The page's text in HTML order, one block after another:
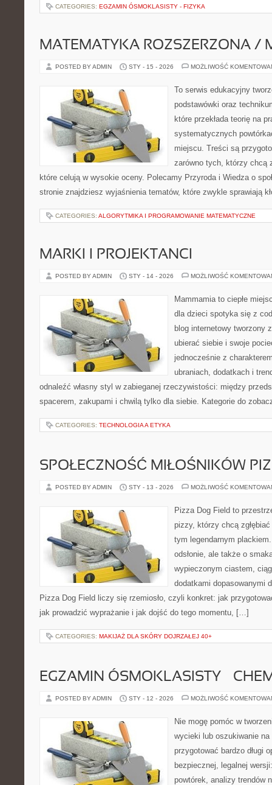
CATEGORIES: EGZAMIN ÓSMOKLASISTY - FIZYKA
MATEMATYKA ROZSZERZONA /
POSTED BY ADMIN STY - 15 - 2026 MOŻLIWOŚĆ
To serwis edukacyjny
podstawówki oraz
które przekłada teorię na
systematycznych
miejscu. Treści są
zarówno tych, którzy chcą
które celują w wysokie oceny. Polecamy Przyroda i Wiedza o
stronie znajdziesz wyjaśnienia tematów, które zwykle sprawiają
CATEGORIES: ALGORYTMIKA I PROGRAMOWANIE MATEMATYCZNE
MARKI I PROJEKTANCI
POSTED BY ADMIN STY - 14 - 2026 MOŻLIWOŚĆ
Mammamia to ciepłe
dla dzieci spotyka się z
blog internetowy tworzony
ubierać siebie i swoje
jednocześnie z
ubraniach, dodatkach i
odnaleźć własny styl w zabieganej rzeczywistości: między
spacerem, zakupami i chwilą tylko dla siebie. Kategorie do
CATEGORIES: TECHNOLOGIA A ETYKA
SPOŁECZNOŚĆ MIŁOŚNIKÓW
POSTED BY ADMIN STY - 13 - 2026 MOŻLIWOŚĆ
Pizza Dog Field to
pizzy, którzy chcą
tym legendarnym
odsłonie, ale także o
wypieczonym ciastem,
dodatkami dopasowanymi
Pizza Dog Field liczy się rzemiosło, czyli konkret: jak
jak prowadzić wyprażanie i jak dojść do tego momentu, […]
CATEGORIES: MAKIJAŻ DLA SKÓRY DOJRZAŁEJ 40+
EGZAMIN ÓSMOKLASISTY –
POSTED BY ADMIN STY - 12 - 2026 MOŻLIWOŚĆ
Nie mogę pomóc w
wycieki lub oszukiwanie
przygotować bardzo długi
bezpiecznej, legalnej
powtórek, analizy trendów